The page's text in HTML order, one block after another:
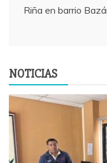
entradas
Riña en barrio
NOTICIAS